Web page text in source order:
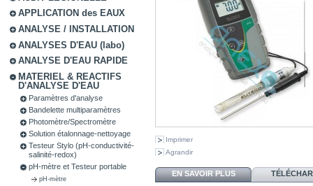
APPLICATION des EAUX
ANALYSE / INSTALLATION
ANALYSES D'EAU (labo)
ANALYSE D'EAU RAPIDE
MATERIEL & REACTIFS
D'ANALYSE D'EAU
Paramètres d'analyse
Bandelette multiparamètres
Photomètre/Spectromètre
Solution étalonnage-nettoyage
Testeur Stylo (pH-conductivité-
salinité-redox)
pH-mètre et Testeur portable
pH-mètre
Imprimer
Agrandir
EN SAVOIR PLUS